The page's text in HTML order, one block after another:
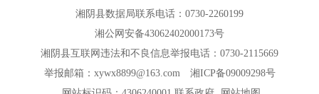
湘阴县数据局联系电话：0730-2260199
湘公网安备43062402000173号
湘阴县互联网违法和不良信息举报电话：0730-2115669
举报邮箱：xywx8899@163.com
湘ICP备09009298号